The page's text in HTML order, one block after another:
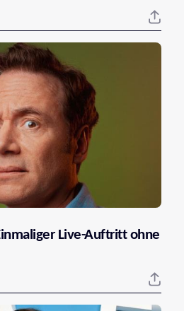
Live-Auftritt ohne